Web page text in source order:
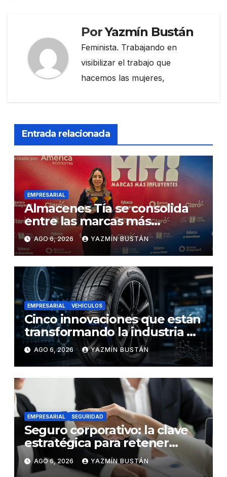
PorYazmín Bustán
Feminista. Trabajando en
visibilizar el trabajo que
hacemos las mujeres,
Entrada relacionada
EMPRESARIAL
Almacenes Tía se consolida
entre las marcas más
influyentes del Ecuador
AGO 6, 2026 YAZMÍN BUSTÁN
EMPRESARIAL VEHÍCULOS
Cinco innovaciones que están
transformando la industria de
los neumáticos y redefinen el
futuro de la movilidad
AGO 6, 2026 YAZMÍN BUSTÁN
EMPRESARIAL SEGURIDAD
Seguro corporativo: la clave
estratégica para retener
talento en Ecuador
AGO 6, 2026 YAZMÍN BUSTÁN